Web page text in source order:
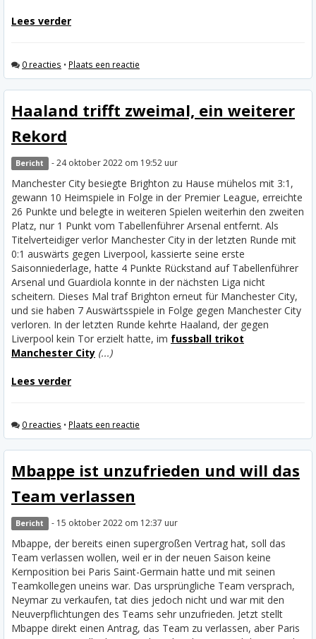
Lees verder
0 reacties • Plaats een reactie
Haaland trifft zweimal, ein weiterer
Rekord
Bericht - 24 oktober 2022 om 19:52 uur
Manchester City besiegte Brighton zu Hause mühelos mit 3:1,
gewann 10 Heimspiele in Folge in der Premier League, erreichte
26 Punkte und belegte in weiteren Spielen weiterhin den zweiten
Platz, nur 1 Punkt vom Tabellenführer Arsenal entfernt. Als
Titelverteidiger verlor Manchester City in der letzten Runde mit
0:1 auswärts gegen Liverpool, kassierte seine erste
Saisonniederlage, hatte 4 Punkte Rückstand auf Tabellenführer
Arsenal und Guardiola konnte in der nächsten Liga nicht
scheitern. Dieses Mal traf Brighton erneut für Manchester City,
und sie haben 7 Auswärtsspiele in Folge gegen Manchester City
verloren. In der letzten Runde kehrte Haaland, der gegen
Liverpool kein Tor erzielt hatte, im fussball trikot
Manchester City (...)
Lees verder
0 reacties • Plaats een reactie
Mbappe ist unzufrieden und will das
Team verlassen
Bericht - 15 oktober 2022 om 12:37 uur
Mbappe, der bereits einen supergroßen Vertrag hat, soll das
Team verlassen wollen, weil er in der neuen Saison keine
Kernposition bei Paris Saint-Germain hatte und mit seinen
Teamkollegen uneins war. Das ursprüngliche Team versprach,
Neymar zu verkaufen, tat dies jedoch nicht und war mit den
Neuverpflichtungen des Teams sehr unzufrieden. Jetzt stellt
Mbappe direkt einen Antrag, das Team zu verlassen, aber Paris